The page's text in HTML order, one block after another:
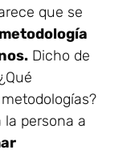
que se
Dicho de
persona a